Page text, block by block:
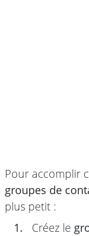
Pour accomplir
groupes de
plus petit :
1.
Créez le